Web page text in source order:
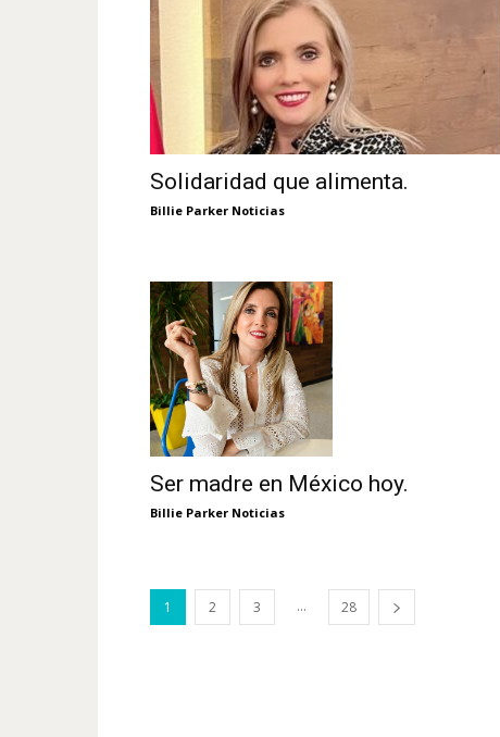
Solidaridad que alimenta.
Billie Parker Noticias
Ser madre en México hoy.
Billie Parker Noticias
1 2 3 ... 28